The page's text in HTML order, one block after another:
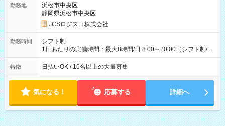
万円／週6日稼働 ・地方郊外エリア 月収40万円／週5日稼働 月
収40万円~50万円／週6日稼働 ＜モデルイメージ＞ ■月収50万
円 (27歳男性/江東区在住)※元建築関係 1日150個配達×25日勤務
(日休み) ■月収80万円(43歳男性/墨田区在住)※元営業 1日200個
勤務地
浜松市中央区
静岡県浜松市中央区
JCSロジスコ株式会社
勤務時間
シフト制
1日あたりの実働時間：最大8時間/日 8:00～20:00（シフト制/実
働8時間） ※週5日勤務（場所次第では週4も有り） ※配達状況
によって時間外での勤務可能性有り ※案件により多少の前後あ
特徴 日払いOK / 10名以上の大量募集
気になる！ 応募する 詳細へ